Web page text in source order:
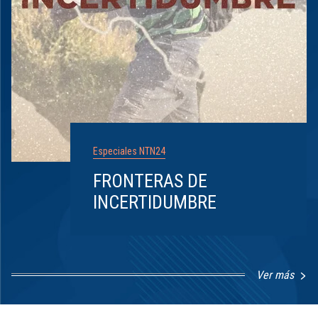
Especiales NTN24
FRONTERAS DE
INCERTIDUMBRE
Ver más